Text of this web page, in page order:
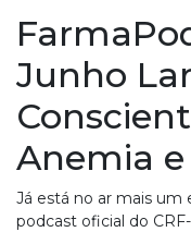
Junho
Anemia
Já está no ar mais um
podcast oficial do